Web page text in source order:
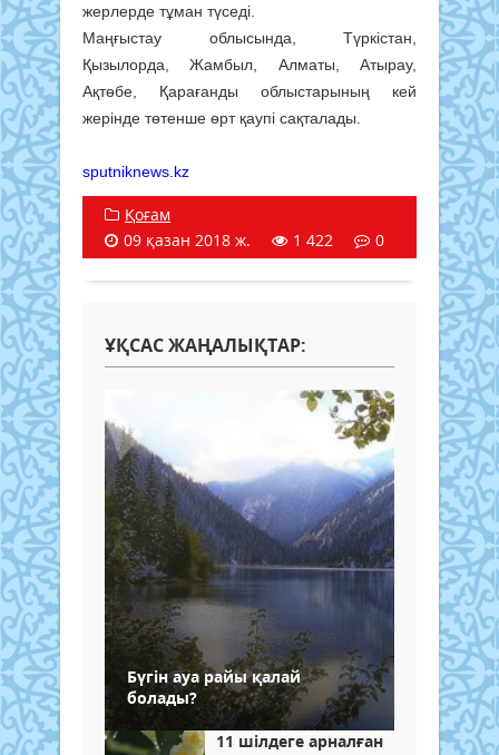
жерлерде тұман түседі.
Маңғыстау облысында, Түркістан,
Қызылорда, Жамбыл, Алматы, Атырау,
Ақтөбе, Қарағанды облыстарының кей
жерінде төтенше өрт қаупі сақталады.
sputniknews.kz
Қоғам
09 қазан 2018 ж.
1 422 0
ҰҚСАС ЖАҢАЛЫҚТАР:
Бүгін ауа райы қалай
болады?
11 шілдеге арналған